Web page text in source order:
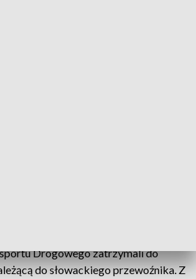
Drogowego zatrzymali do
do słowackiego przewoźnika. Z